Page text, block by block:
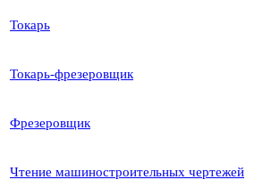
Токарь
Токарь-фрезеровщик
Фрезеровщик
Чтение машиностроительных чертежей